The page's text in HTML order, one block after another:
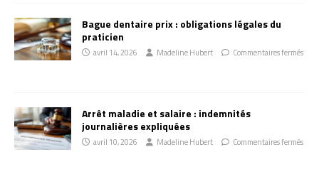
Bague dentaire prix : obligations légales du
praticien
avril 14, 2026 Madeline Hubert Commentaires fermés
Arrêt maladie et salaire : indemnités
journalières expliquées
avril 10, 2026 Madeline Hubert Commentaires fermés